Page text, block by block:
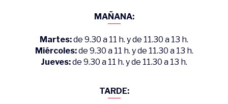
MAÑANA:
Martes:de 9.30 a 11 h. y de 11.30 a 13 h.
Miércoles:de 9.30 a 11 h. y de 11.30 a 13 h.
Jueves:de 9.30 a 11 h. y de 11.30 a 13 h.
TARDE: